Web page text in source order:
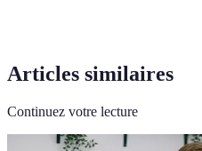
Articles similaires
Continuez votre lecture